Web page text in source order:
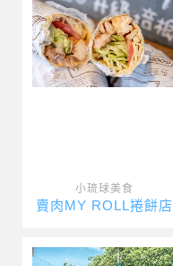
小琉球美食
賣肉MY ROLL捲餅店